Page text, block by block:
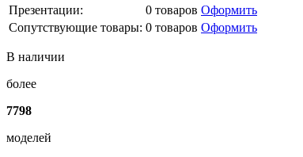
Презентации:
0 товаров Оформить
Сопутствующие товары: 0 товаров Оформить
В наличии
более
7798
моделей